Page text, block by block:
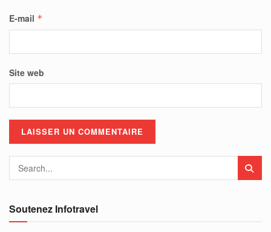
E-mail *
Site web
Soutenez Infotravel